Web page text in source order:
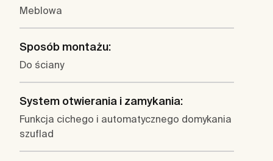
Meblowa
Sposób montażu:
Do ściany
System otwierania i zamykania:
Funkcja cichego i automatycznego domykania
szuflad